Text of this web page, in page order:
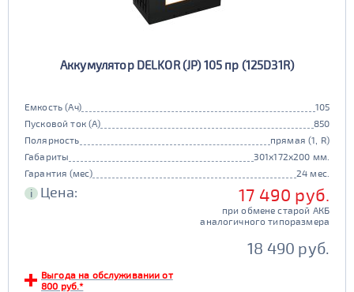
Аккумулятор DELKOR (JP) 105 пр (125D31R)
Емкость (Ач)
105
Пусковой ток (А)
850
Полярность
прямая (1, R)
Габариты
301x172x200 мм.
Гарантия (мес)
24 мес.
i Цена: 17 490 руб.
при обмене старой АКБ
аналогичного типоразмера
18 490 руб.
Выгода на обслуживании от
800 руб.*